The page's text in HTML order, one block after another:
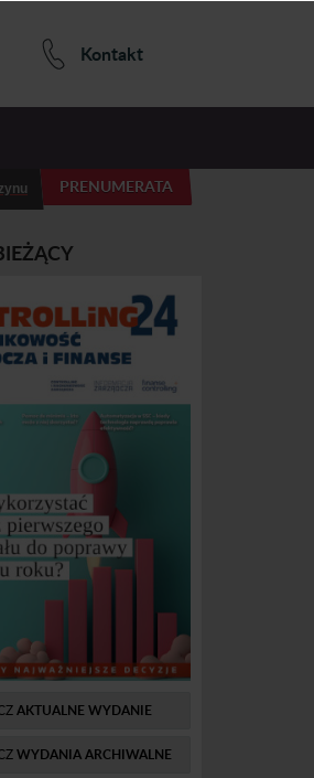
Kontakt
PRENUMERATA
AKTUALNE WYDANIE
WYDANIA ARCHIWALNE